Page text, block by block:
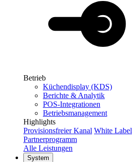
Betrieb
Küchendisplay (KDS)
Berichte & Analytik
POS-Integrationen
Betriebsmanagement
Highlights
Provisionsfreier Kanal White Label
Partnerprogramm
Alle Leistungen
System